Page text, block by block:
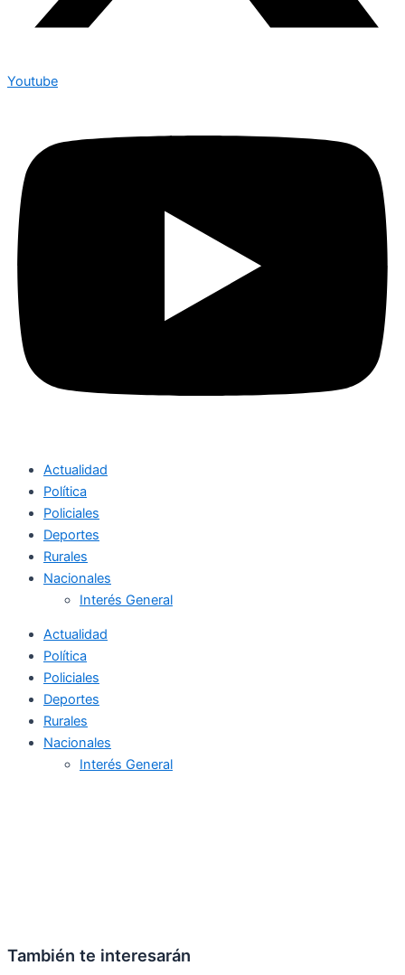
Youtube
Actualidad
Política
Policiales
Deportes
Rurales
Nacionales
Interés General
Actualidad
Política
Policiales
Deportes
Rurales
Nacionales
Interés General
También te interesarán